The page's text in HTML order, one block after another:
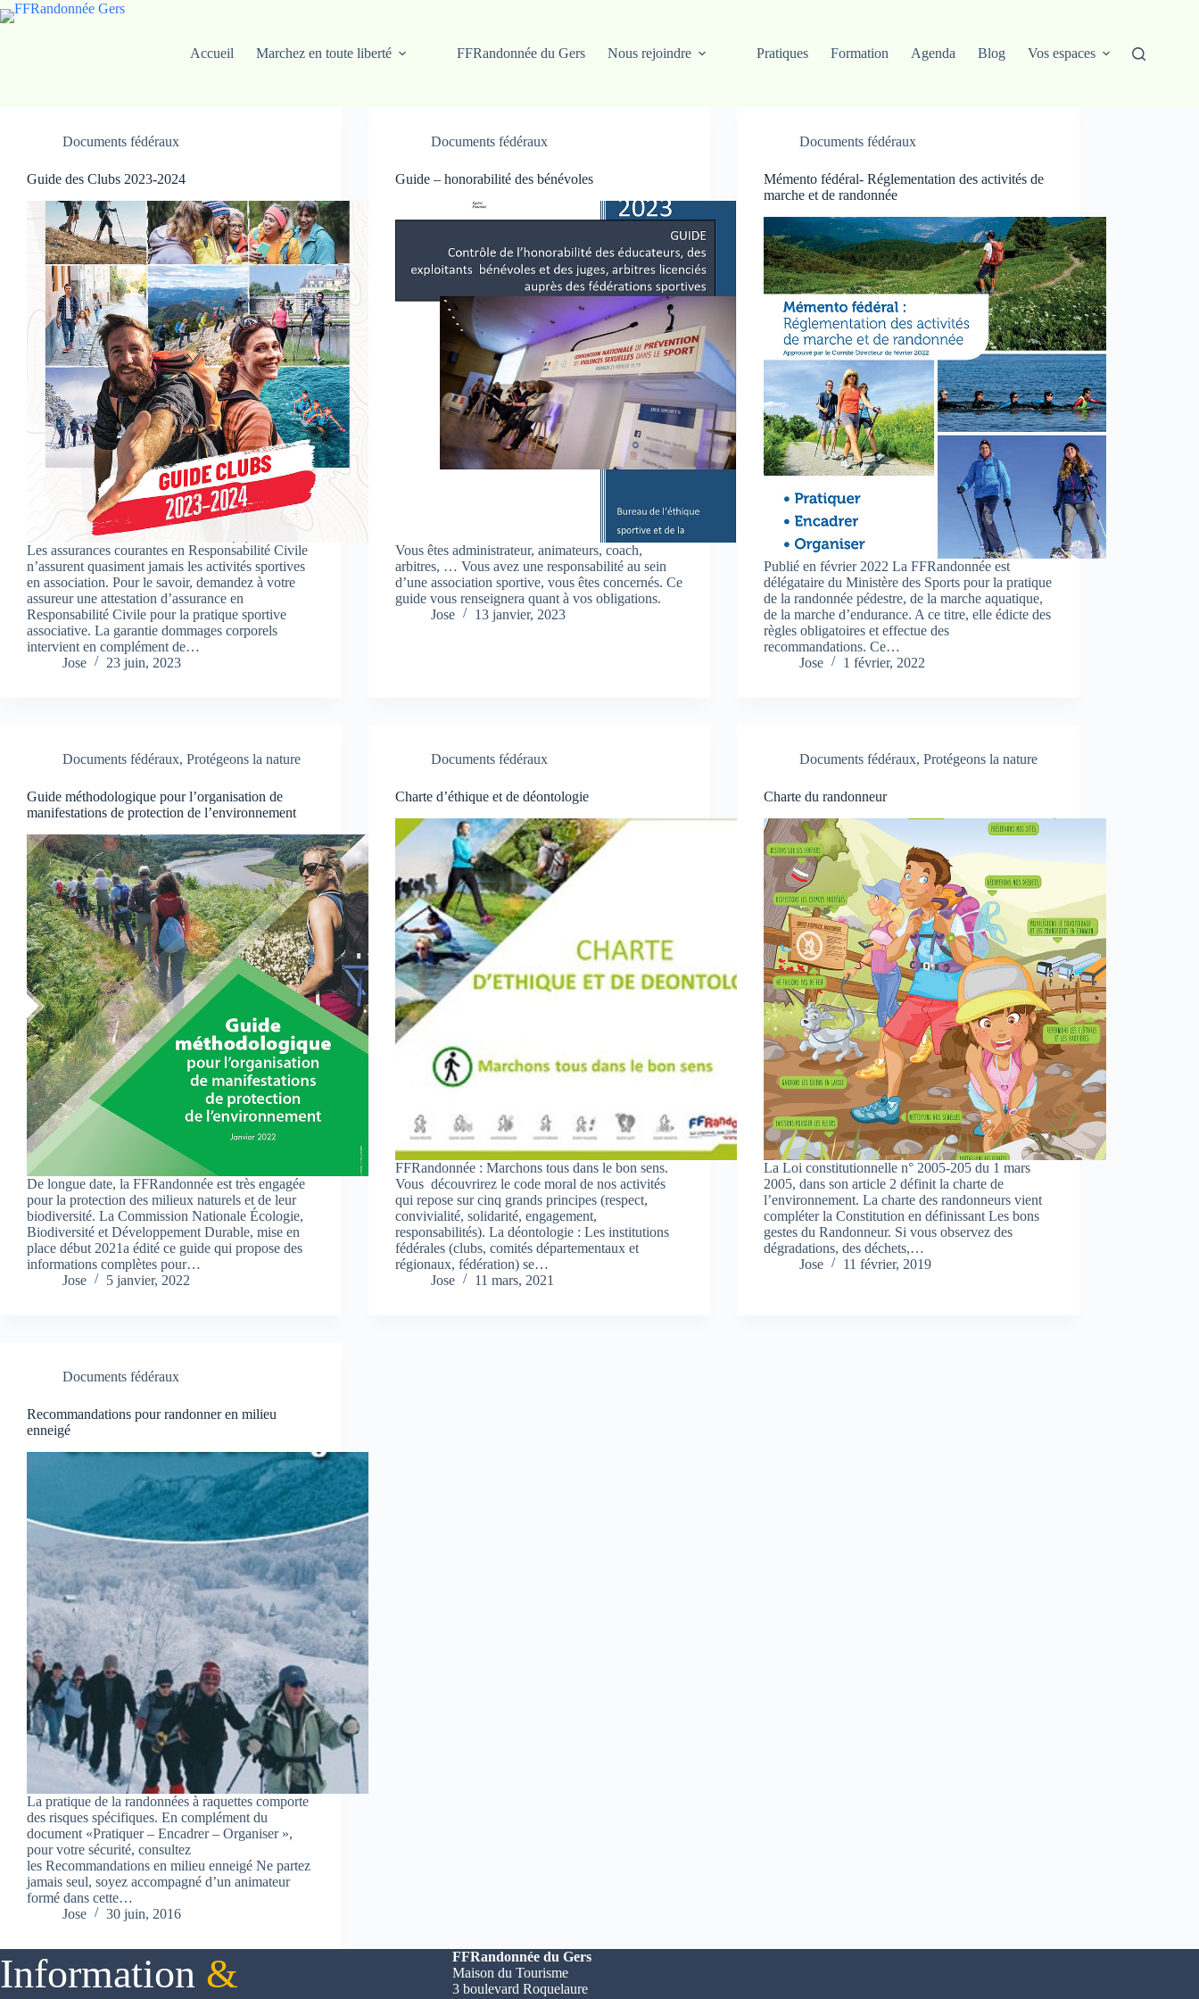
Passer
au
Accueil
Marchez en toute liberté FFRandonnée du Gers Nous rejoindre Pratiques Formation Agenda Blog Vos espaces
Documents fédéraux
Guide des Clubs 2023-2024
Les assurances courantes en Responsabilité Civile
n’assurent quasiment jamais les activités sportives
en association. Pour le savoir, demandez à votre
assureur une attestation d’assurance en
Responsabilité Civile pour la pratique sportive
associative. La garantie dommages corporels
intervient en complément de…
Jose
23 juin, 2023
Documents fédéraux
Guide – honorabilité des bénévoles
Vous êtes administrateur, animateurs, coach,
arbitres, … Vous avez une responsabilité au sein
d’une association sportive, vous êtes concernés. Ce
guide vous renseignera quant à vos obligations.
Jose
13 janvier, 2023
Documents fédéraux
Mémento fédéral- Réglementation des activités de
marche et de randonnée
Publié en février 2022 La FFRandonnée est
délégataire du Ministère des Sports pour la pratique
de la randonnée pédestre, de la marche aquatique,
de la marche d’endurance. A ce titre, elle édicte des
règles obligatoires et effectue des
recommandations. Ce…
Jose
1 février, 2022
Documents fédéraux, Protégeons la nature
Guide méthodologique pour l’organisation de
manifestations de protection de l’environnement
De longue date, la FFRandonnée est très engagée
pour la protection des milieux naturels et de leur
biodiversité. La Commission Nationale Écologie,
Biodiversité et Développement Durable, mise en
place début 2021a édité ce guide qui propose des
informations complètes pour…
Jose
5 janvier, 2022
Documents fédéraux
Charte d’éthique et de déontologie
FFRandonnée : Marchons tous dans le bon sens.
Vous découvrirez le code moral de nos activités
qui repose sur cinq grands principes (respect,
convivialité, solidarité, engagement,
responsabilités). La déontologie : Les institutions
fédérales (clubs, comités départementaux et
régionaux, fédération) se…
Jose
11 mars, 2021
Documents fédéraux,Protégeons la nature
Charte du randonneur
La Loi constitutionnelle n° 2005-205 du 1 mars
2005, dans son article 2 définit la charte de
l’environnement. La charte des randonneurs vient
compléter la Constitution en définissant Les bons
gestes du Randonneur. Si vous observez des
dégradations, des déchets,…
Jose
11 février, 2019
Documents fédéraux
Recommandations pour randonner en milieu
enneigé
La pratique de la randonnées à raquettes comporte
des risques spécifiques. En complément du
document «Pratiquer – Encadrer – Organiser »,
pour votre sécurité, consultez
les Recommandations en milieu enneigé Ne partez
jamais seul, soyez accompagné d’un animateur
formé dans cette…
Jose
30 juin, 2016
Information &
FFRandonnée du Gers
Maison du Tourisme
3 boulevard Roquelaure